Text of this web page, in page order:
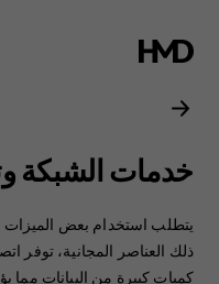
دليل
مستخدم
هاتف
Nokia
خدمات الشبكة
يتطلب استخدام بعض الميزات
ذلك العناصر المجانية، توفر
كميات كبيرة من البيانات مما